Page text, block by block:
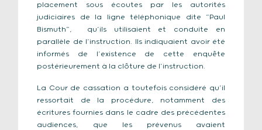
placement sous écoutes par les autorités
judiciaires de la ligne téléphonique dite “Paul
Bismuth”, qu’ils utilisaient et conduite en
parallèle de l’instruction. Ils indiquaient avoir été
informés de l’existence de cette enquête
postérieurement à la clôture de l’instruction.
La Cour de cassation a toutefois considéré qu’il
ressortait de la procédure, notamment des
écritures fournies dans le cadre des précédentes
audiences, que les prévenus avaient